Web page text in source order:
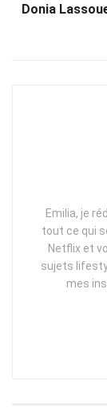
Donia
Emilia, je
tout ce qui
Netflix et
sujets
mes